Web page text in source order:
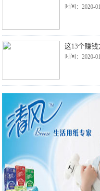
时间：2020-
这13个赚
时间：2020-